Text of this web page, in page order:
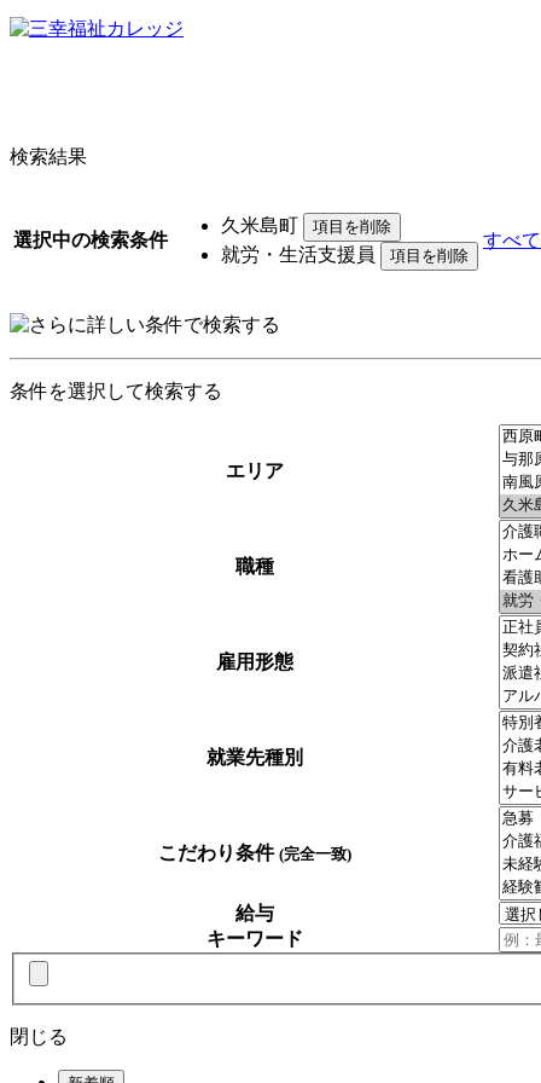
検索結果
選択中の検索条件
久米島町
就労・生活支援員
すべ
条件を選択して検索する
エリア
職種
雇用形態
就業先種別
こだわり条件 (完全一致)
給与
キーワード
閉じる